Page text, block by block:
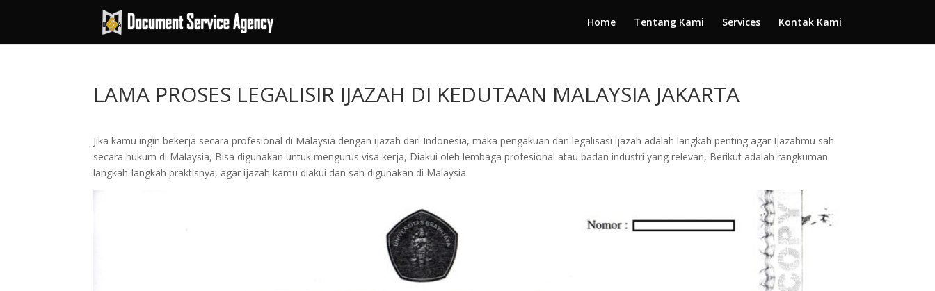
Home Tentang Kami Services Kontak Kami
LAMA PROSES LEGALISIR IJAZAH DI KEDUTAAN MALAYSIA JAKARTA
Jika kamu ingin bekerja secara profesional di Malaysia dengan ijazah dari Indonesia, maka pengakuan dan legalisasi ijazah adalah langkah penting agar Ijazahmu sah
secara hukum di Malaysia, Bisa digunakan untuk mengurus visa kerja, Diakui oleh lembaga profesional atau badan industri yang relevan, Berikut adalah rangkuman
langkah-langkah praktisnya, agar ijazah kamu diakui dan sah digunakan di Malaysia.